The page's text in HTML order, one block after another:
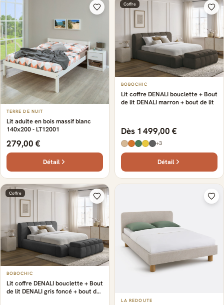
TERRE DE NUIT
Lit adulte en bois massif blanc
140x200 - LT12001
279,00 €
Détail
Coffre
BOBOCHIC
Lit coffre DENALI bouclette + Bout
de lit DENALI marron + bout de lit
Dès 1 499,00 €
+3
Détail
Coffre
BOBOCHIC
Lit coffre DENALI bouclette + Bout
de lit DENALI gris foncé + bout de
LA REDOUTE